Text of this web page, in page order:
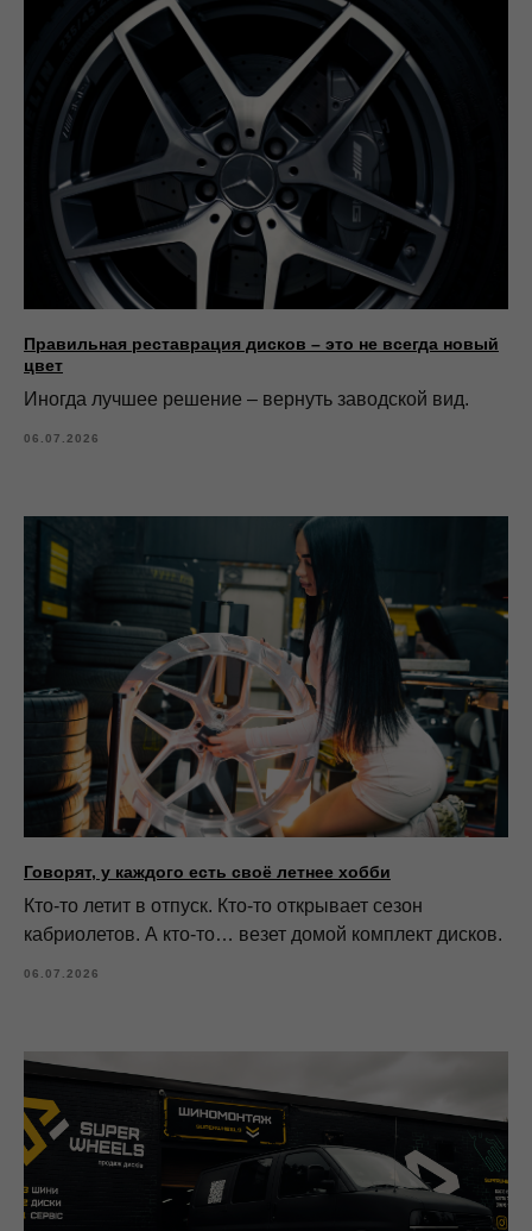
Правильная реставрация дисков – это не всегда новый
цвет
Иногда лучшее решение – вернуть заводской вид.
06.07.2026
Говорят, у каждого есть своё летнее хобби
Кто-то летит в отпуск. Кто-то открывает сезон
кабриолетов. А кто-то… везет домой комплект дисков.
06.07.2026